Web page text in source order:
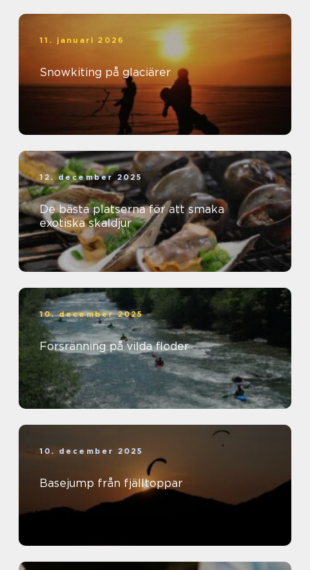
11. januari 2026
Snowkiting på glaciärer
12. december 2025
De bästa platserna för att smaka
exotiska skaldjur
10. december 2025
Forsränning på vilda floder
10. december 2025
Basejump från fjälltoppar